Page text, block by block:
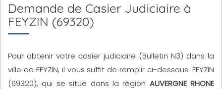
Demande de Casier Judiciaire à
FEYZIN (69320)
Pour obtenir votre casier judiciaire (Bulletin N3) dans la
ville de FEYZIN, il vous suffit de remplir ci-dessous. FEYZIN
(69320), qui se situe dans la région AUVERGNE RHONE